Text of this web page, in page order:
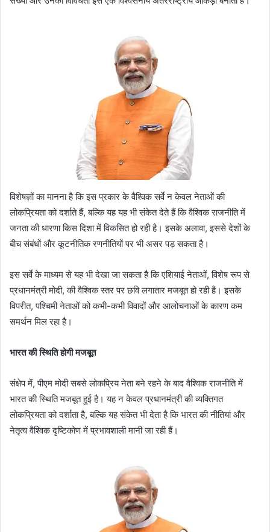
विशेषज्ञों का मानना है कि इस प्रकार के वैश्विक सर्वे न केवल नेताओं की
लोकप्रियता को दर्शाते हैं, बल्कि यह यह भी संकेत देते हैं कि वैश्विक राजनीति में
जनता की धारणा किस दिशा में विकसित हो रही है। इसके अलावा, इससे देशों के
बीच संबंधों और कूटनीतिक रणनीतियों पर भी असर पड़ सकता है।
इस सर्वे के माध्यम से यह भी देखा जा सकता है कि एशियाई नेताओं, विशेष रूप से
प्रधानमंत्री मोदी, की वैश्विक स्तर पर छवि लगातार मजबूत हो रही है। इसके
विपरीत, पश्चिमी नेताओं को कभी-कभी विवादों और आलोचनाओं के कारण कम
समर्थन मिल रहा है।
भारत की स्थिति होगी मजबूत
संक्षेप में, पीएम मोदी सबसे लोकप्रिय नेता बने रहने के बाद वैश्विक राजनीति में
भारत की स्थिति मजबूत हुई है। यह न केवल प्रधानमंत्री की व्यक्तिगत
लोकप्रियता को दर्शाता है, बल्कि यह संकेत भी देता है कि भारत की नीतियां और
नेतृत्व वैश्विक दृष्टिकोण में प्रभावशाली मानी जा रही हैं।